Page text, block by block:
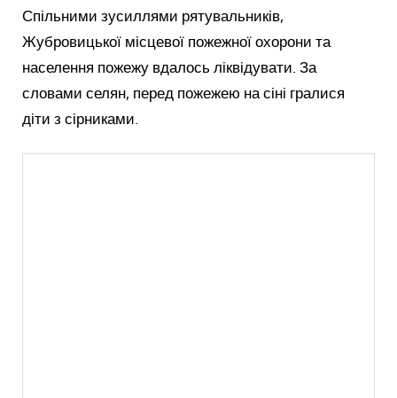
Спільними зусиллями рятувальників,
Жубровицької місцевої пожежної охорони та
населення пожежу вдалось ліквідувати. За
словами селян, перед пожежею на сіні гралися
діти з сірниками.